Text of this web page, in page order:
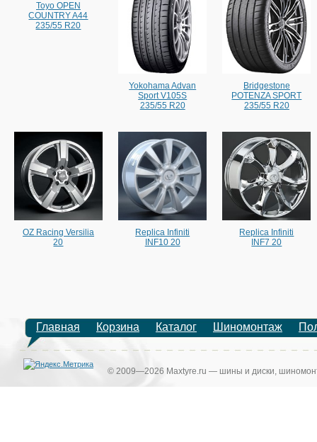
Toyo OPEN
COUNTRY A44
235/55 R20
Yokohama Advan
Sport V105S
235/55 R20
Bridgestone
POTENZA SPORT
235/55 R20
OZ Racing Versilia
20
Replica Infiniti
INF10 20
Replica Infiniti
INF7 20
Главная Корзина Каталог Шиномонтаж
© 2009—2026 Maxtyre.ru — шины и диски,